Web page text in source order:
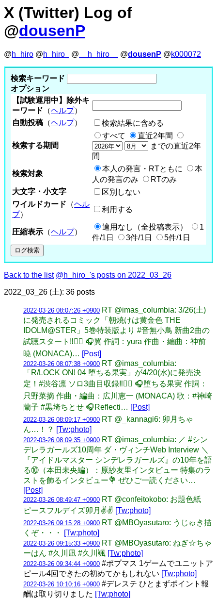
X (Twitter) Log of
@dousenP
@h_hiro @h_hiro_ @ __h_hiro__ @dousenP @k000072
検索キーワード
オプション
【試験運用中】除外キ
ーワード （ヘルプ）
自動投稿 （ヘルプ） 検索結果に含める
検索する期間
すべて
直近2年間
までの直近2年
間
検索対象
本人の発言・RTともに
本
人の発言のみ
RTのみ
大文字・小文字
区別しない
ワイルドカード （ヘル
プ）
利用する
圧縮表示 （ヘルプ）
適用なし（全投稿表示）
1
件/1日
3件/1日 5件/1日
Back to the list @h_hiro_'s posts on 2022_03_26
2022_03_26 (土): 36 posts
2022-03-26 08:07:26 +0900 RT @imas_columbia: 3/26(土)
に発売されるコミック「朝焼けは黄金色 THE
IDOLM@STER」5巻特装版より #音無小鳥 新曲2曲の
試聴スタート‼️💁‍♀️ 🎧翼 作詞：yura 作曲・編曲：神前
暁 (MONACA)… [Post]
2022-03-26 08:07:38 +0900 RT @imas_columbia:
「R/LOCK ON! 04 堕ちる果実」が4/20(水)に発売決
定！#渋谷凛 ソロ3曲目収録‼️💁‍♀️ 🎧堕ちる果実 作詞：
只野菜摘 作曲・編曲：広川恵一 (MONACA) 歌：#神崎
蘭子 #黒埼ちとせ 🎧Reflecti… [Post]
2022-03-26 08:09:17 +0900 RT @_kannagi6: 卯月ちゃ
ん…！？ [Tw:photo]
2022-03-26 08:09:35 +0900 RT @imas_columbia: ／ #シン
デレラガールズ10周年 ダ・ヴィンチWeb Interview ＼
『アイドルマスター シンデレラガールズ』の10年を語
る⑩（本田未央編）：原紗友里インタビュー 特集のラ
ストを飾るインタビュー💐 ぜひご一読ください…
[Post]
2022-03-26 08:49:47 +0900 RT @confeitokobo: お題色紙
ピースフルデイズ卯月✌️✌️ [Tw:photo]
2022-03-26 09:15:28 +0900 RT @MBOyasutaro: うじゅき描
くぞ・・・
[Tw:photo]
2022-03-26 09:15:33 +0900 RT @MBOyasutaro: ねぎ☆ちゃ
ーはん #久川凪 #久川颯 [Tw:photo]
2022-03-26 09:34:44 +0900 #ポプマス 1ゲームでユニットア
ピール4回できたの初めてかもしれない [Tw:photo]
2022-03-26 10:10:16 +0900 #デレステ ひとまずポイント報
酬は取り切りました [Tw:photo]